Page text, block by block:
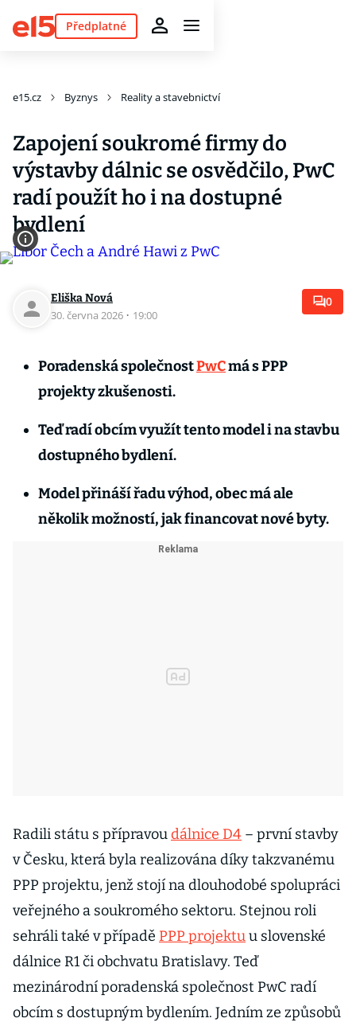
Předplatné
e15.cz Byznys Reality a stavebnictví
Zapojení soukromé firmy do
výstavby dálnic se osvědčilo, PwC
radí použít ho i na dostupné
bydlení
Eliška Nová
30. června 2026 · 19:00
0
Poradenská společnostPwCmá s PPP
projekty zkušenosti.
Teď radí obcím využít tento model i na stavbu
dostupného bydlení.
Model přináší řadu výhod, obec má ale
několik možností, jak financovat nové byty.
Radili státu s přípravoudálnice D4 – první stavby
v Česku, která byla realizována díky takzvanému
PPP projektu, jenž stojí na dlouhodobé spolupráci
veřejného a soukromého sektoru. Stejnou roli
sehráli také v případě PPP projektuu slovenské
dálnice R1 či obchvatu Bratislavy. Teď
mezinárodní poradenská společnost PwC radí
obcím s dostupným bydlením. Jedním ze způsobů